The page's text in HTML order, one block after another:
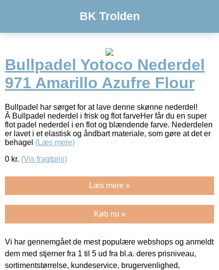
BK Trolden
Bullpadel Yotoco Nederdel
971 Amarillo Azufre Flour
Bullpadel har sørget for at lave denne skønne nederdel!
Â Bullpadel nederdel i frisk og flot farveHer får du en super
flot padel nederdel i en flot og blændende farve. Nederdelen
er lavet i et elastisk og åndbart materiale, som gøre at det er
behagel (Læs mere)
0 kr. (Vis fragtpris)
Læs mere »
Køb nu »
Vi har gennemgået de mest populære webshops og anmeldt
dem med stjerner fra 1 til 5 ud fra bl.a. deres prisniveau,
sortimentstørrelse, kundeservice, brugervenlighed,